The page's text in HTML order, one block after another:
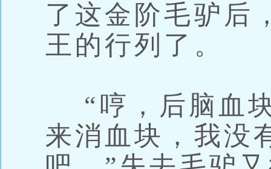
了这金阶毛驴后
王的行列了。
“哼，后脑血
来消血块，我没